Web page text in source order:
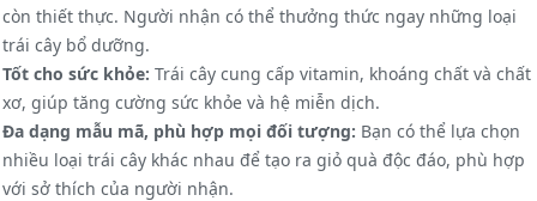
còn thiết thực. Người nhận có thể thưởng thức ngay những loại
trái cây bổ dưỡng.
Tốt cho sức khỏe: Trái cây cung cấp vitamin, khoáng chất và chất
xơ, giúp tăng cường sức khỏe và hệ miễn dịch.
Đa dạng mẫu mã, phù hợp mọi đối tượng: Bạn có thể lựa chọn
nhiều loại trái cây khác nhau để tạo ra giỏ quà độc đáo, phù hợp
với sở thích của người nhận.